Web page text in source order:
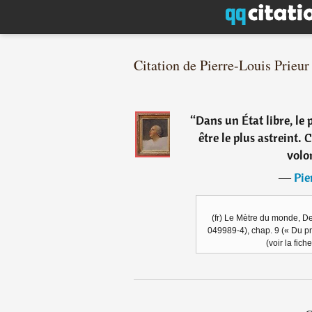
Citation de Pierre-Louis Prieur
“Dans un État libre, le
être le plus astreint.
―
(fr) Le Mètre du monde,
049989-4), chap. 9 (« Du
(voir la